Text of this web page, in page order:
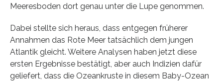
Meeresboden dort genau unter die Lupe genommen.
Dabei stellte sich heraus, dass entgegen früherer
Annahmen das Rote Meer tatsächlich dem jungen
Atlantik gleicht. Weitere Analysen haben jetzt diese
ersten Ergebnisse bestätigt, aber auch Indizien dafür
geliefert, dass die Ozeankruste in diesem Baby-Ozean